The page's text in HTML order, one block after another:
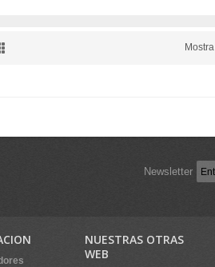
Mostra
Newsletter
NUESTRAS OTRAS
WEB